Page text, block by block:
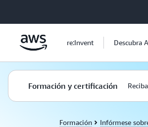
re:Invent Descubra
Formación y certificación
Formación Infórmese